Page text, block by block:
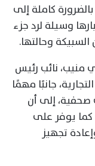
كاملة إلى
وسيلة لرد جزء
وحالتها.
نائب رئيس
جانبًا مهمًا
صحفية، إلى أن
كما يوفر على
تجهيز